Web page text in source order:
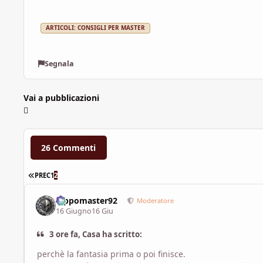
ARTICOLI: CONSIGLI PER MASTER
Segnala
Vai a pubblicazioni
26 Commenti
PRIMA PAGINA
PREC12
Pippomaster92 Moderatore
16 Giugno16 Giu
3 ore fa, Casa ha scritto:
perchè la fantasia prima o poi finisce.